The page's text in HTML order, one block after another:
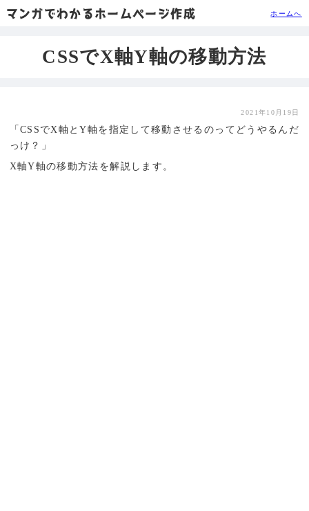
マンガでわかるホームページ作成 ホームへ
CSSでX軸Y軸の移動方法
2021年10月19日
「CSSでX軸とY軸を指定して移動させるのってどうやるんだ
っけ？」
X軸Y軸の移動方法を解説します。